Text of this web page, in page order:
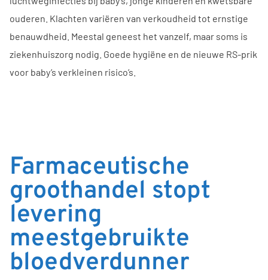
ouderen. Klachten variëren van verkoudheid tot ernstige
benauwdheid. Meestal geneest het vanzelf, maar soms is
ziekenhuiszorg nodig. Goede hygiëne en de nieuwe RS-prik
voor baby’s verkleinen risico’s.
Farmaceutische
groothandel stopt
levering
meestgebruikte
bloedverdunner